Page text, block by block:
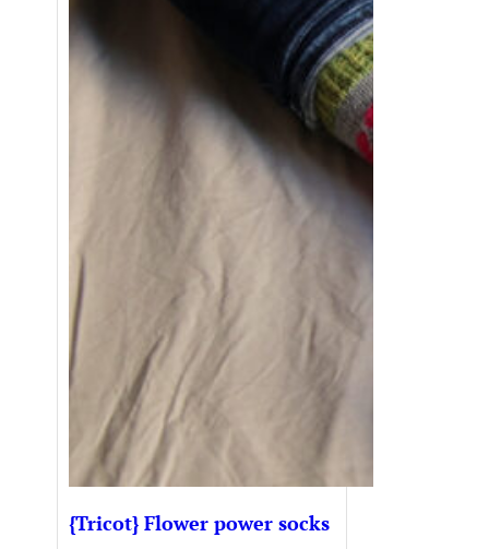
{Tricot} Flower power socks